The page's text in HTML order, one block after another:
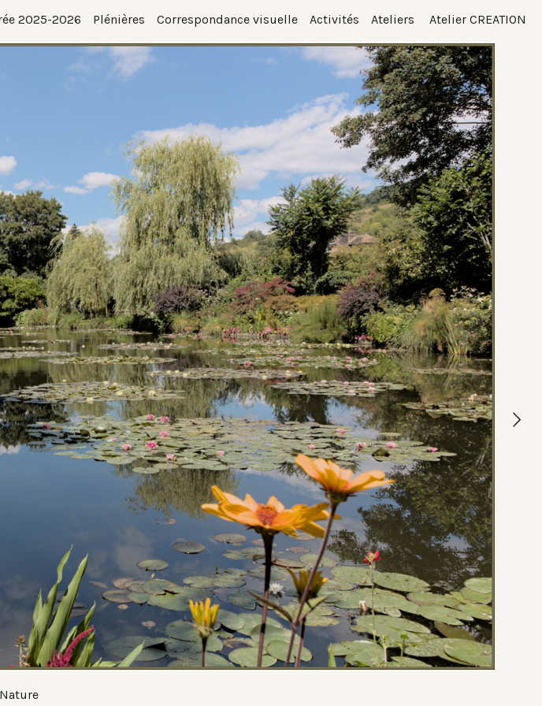
2025-2026 Plénières Correspondance visuelle Activités Ateliers Atelier CREATION